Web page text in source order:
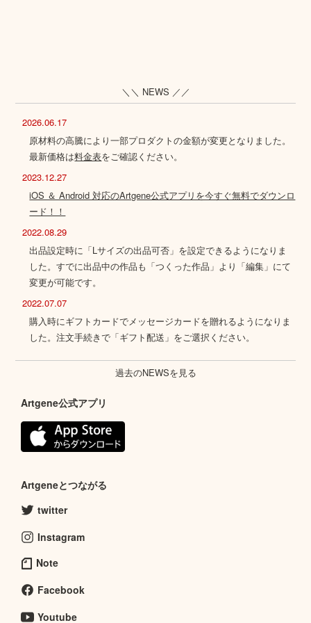
＼＼ NEWS ／／
2026.06.17
原材料の高騰により一部プロダクトの金額が変更となりました。
最新価格は料金表をご確認ください。
2023.12.27
iOS ＆ Android 対応のArtgene公式アプリを今すぐ無料でダウンロ
ード！！
2022.08.29
出品設定時に「Lサイズの出品可否」を設定できるようになりま
した。すでに出品中の作品も「つくった作品」より「編集」にて
変更が可能です。
2022.07.07
購入時にギフトカードでメッセージカードを贈れるようになりま
した。注文手続きで「ギフト配送」をご選択ください。
過去のNEWSを見る
Artgene公式アプリ
Artgeneとつながる
twitter
Instagram
Note
Facebook
Youtube